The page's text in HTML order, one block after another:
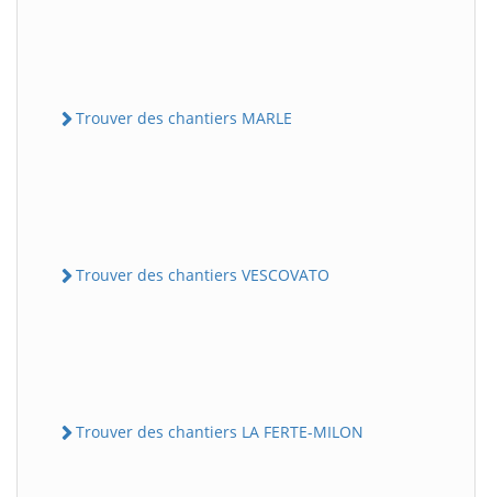
Trouver des chantiers MARLE
Trouver des chantiers VESCOVATO
Trouver des chantiers LA FERTE-MILON